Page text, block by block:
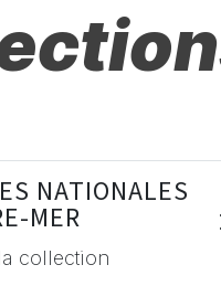
NATIONALES
MER
collection